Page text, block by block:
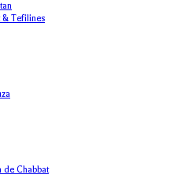
& Tefilines
de Chabbat